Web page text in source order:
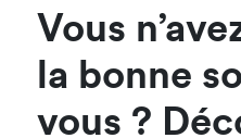
Vous
la bonne
vous ?